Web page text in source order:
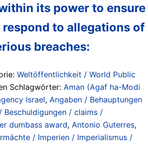
its power to ensure
to allegations of
breaches:
Weltöffentlichkeit / World Public
Schlagwörter: Aman (Agaf ha-Modi
Israel, Angaben / Behauptungen
Beschuldigungen / claims /
dumbass award, Antonio Guterres,
/ Imperien / Imperialismus /